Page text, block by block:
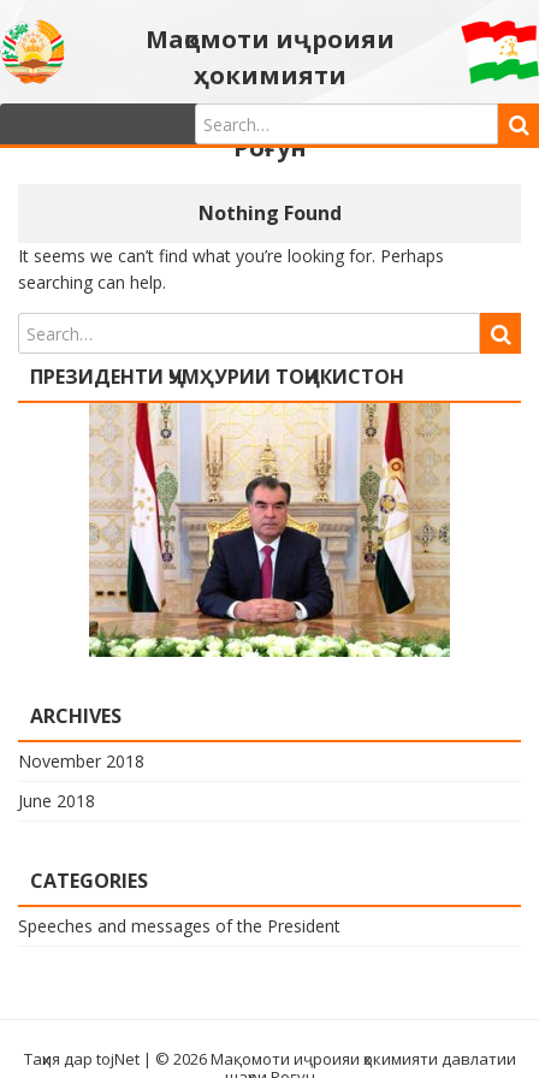
Мақомоти иҷроияи
ҳокимияти
давлатии шаҳри
Роғун
Nothing Found
It seems we can’t find what you’re looking for. Perhaps
searching can help.
ПРЕЗИДЕНТИ ҶУМҲУРИИ ТОҶИКИСТОН
ARCHIVES
November 2018
June 2018
CATEGORIES
Speeches and messages of the President
Таҳия дар tojNet | © 2026 Мақомоти иҷроияи ҳокимияти давлатии